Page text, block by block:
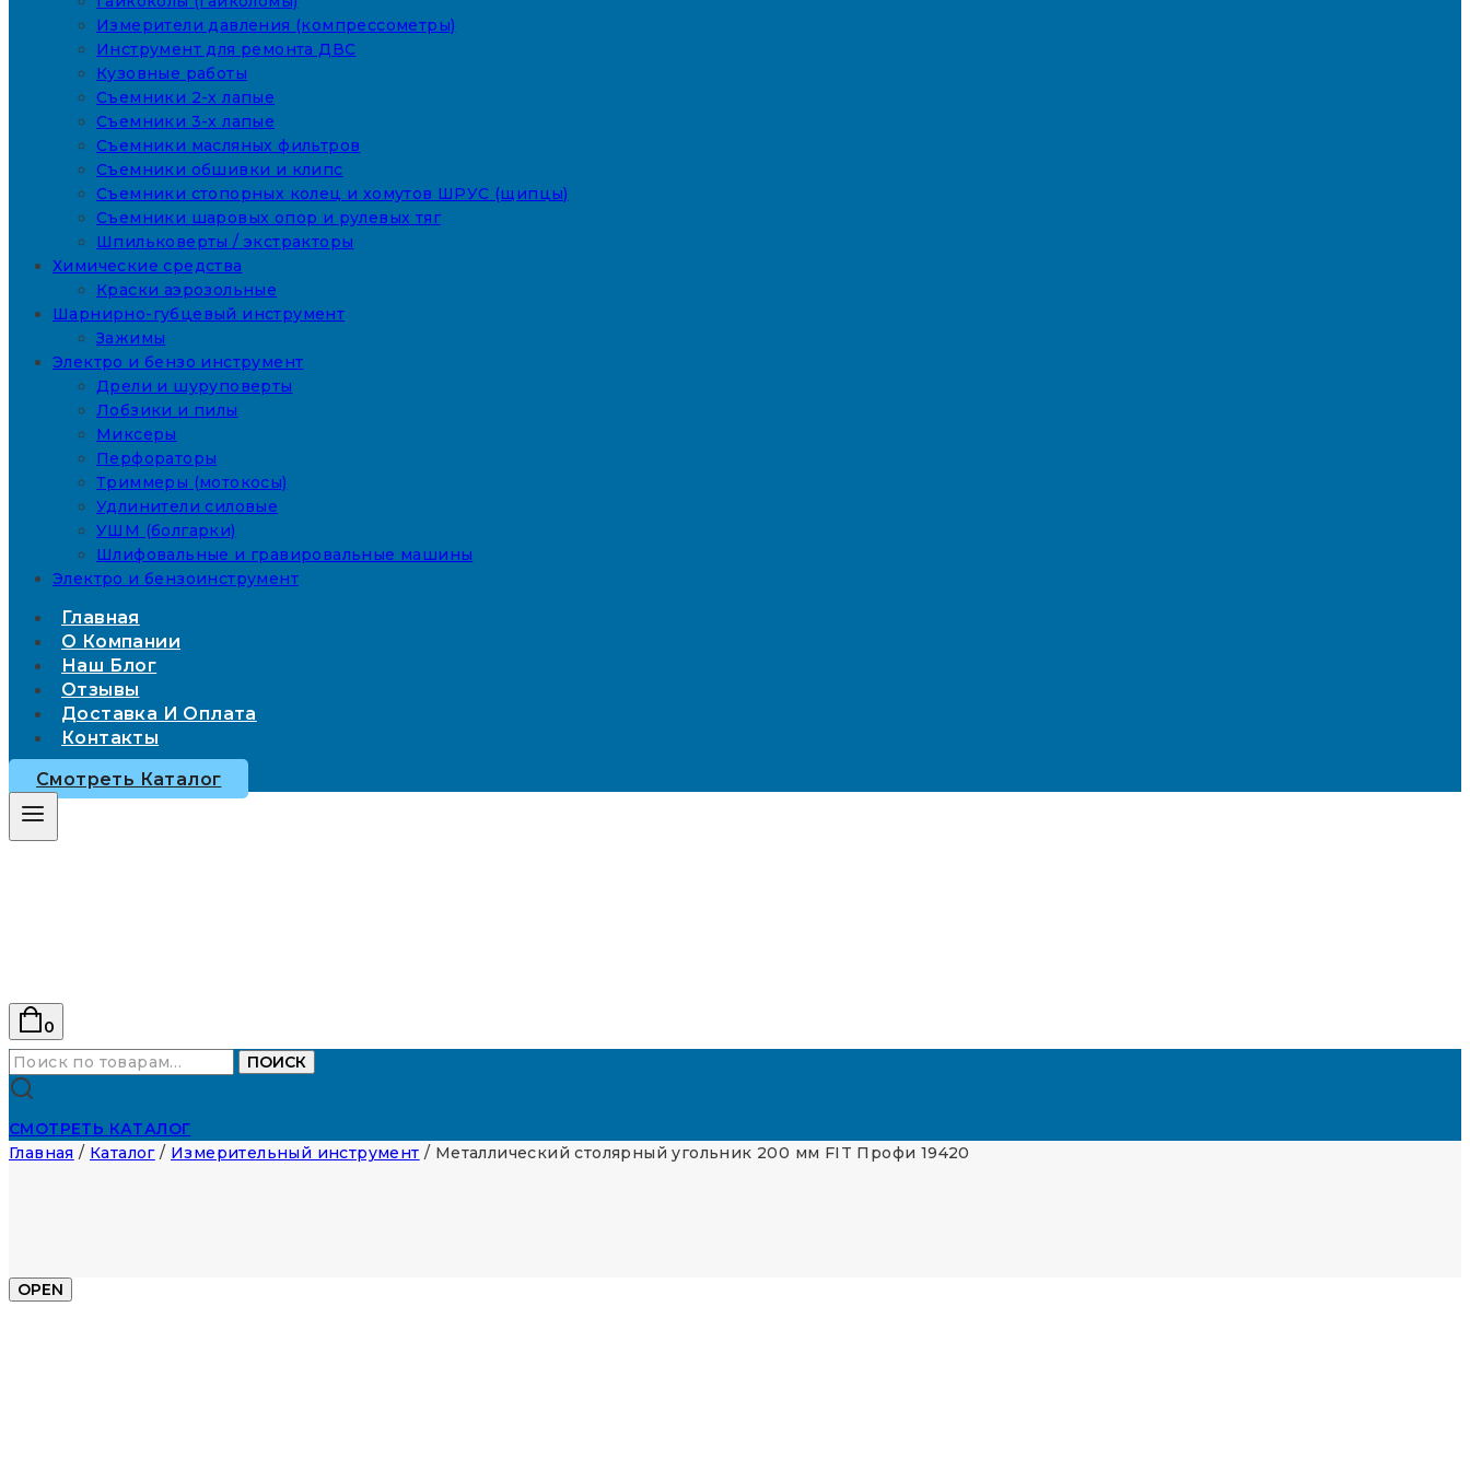
Измерители давления (компрессометры)
Инструмент для ремонта ДВС
Кузовные работы
Съемники 2-х лапые
Съемники 3-х лапые
Съемники масляных фильтров
Съемники обшивки и клипс
Съемники стопорных колец и хомутов ШРУС (щипцы)
Съемники шаровых опор и рулевых тяг
Шпильковерты / экстракторы
Химические средства
Краски аэрозольные
Шарнирно-губцевый инструмент
Зажимы
Электро и бензо инструмент
Дрели и шуруповерты
Лобзики и пилы
Миксеры
Перфораторы
Триммеры (мотокосы)
Удлинители силовые
УШМ (болгарки)
Шлифовальные и гравировальные машины
Электро и бензоинструмент
Главная
О Компании
Наш Блог
Отзывы
Доставка И Оплата
Контакты
Смотреть Каталог
0
Искать:
ПОИСК
СМОТРЕТЬ КАТАЛОГ
Главная / Каталог / Измерительный инструмент / Металлический столярный угольник 200 мм FIT Профи 19420
OPEN